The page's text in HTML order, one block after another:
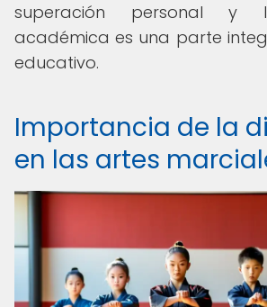
superación personal y
académica es una parte
educativo.
Importancia de la
en las artes